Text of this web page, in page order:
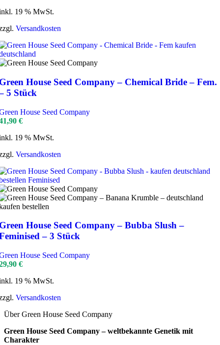
19 % MwSt.
Versandkosten
House Seed Company – Chemical Bride – Fem.
5 Stück
House Seed Company
€
19 % MwSt.
Versandkosten
House Seed Company – Bubba Slush –
– 3 Stück
House Seed Company
€
19 % MwSt.
Versandkosten
Über Green House Seed Company
Green House Seed Company – weltbekannte Genetik mit
Charakter